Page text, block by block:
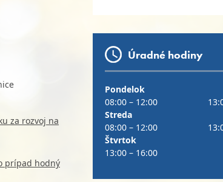
za rozvoj na
prípad hodný
Úradné hodiny
Pondelok
08:00 – 12:00
Streda
08:00 – 12:00
Štvrtok
13:00 – 16:00